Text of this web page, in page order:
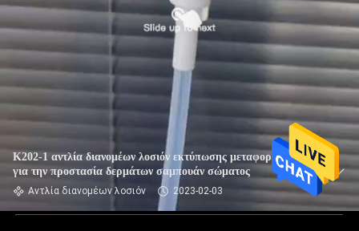
K202-1 αντλία διανομέων λοσιόν εκτύπωσης μεταφοράς νερού
για την προστασία δερμάτων σαμπουάν σώματος
Αντλία διανομέων λοσιόν 2023-02-03